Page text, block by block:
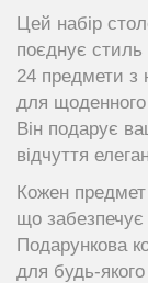
Цей набір
поєднує стиль
24 предмети з
для щоденного
Він подарує
відчуття
Кожен предмет
що забезпечує
Подарункова
для будь-